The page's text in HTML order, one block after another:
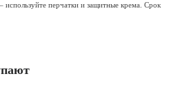
используйте перчатки и защитные крема. Срок